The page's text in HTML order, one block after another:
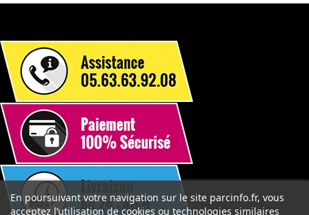
En poursuivant votre navigation sur le site parcinfo.fr, vous
acceptez l’utilisation de cookies ou technologies similaires